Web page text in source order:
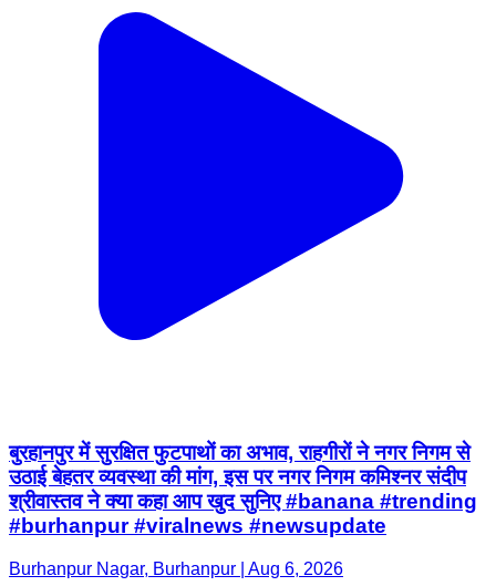
बुरहानपुर में सुरक्षित फुटपाथों का अभाव, राहगीरों ने नगर निगम से
उठाई बेहतर व्यवस्था की मांग, इस पर नगर निगम कमिश्नर संदीप
श्रीवास्तव ने क्या कहा आप खुद सुनिए #banana #trending
#burhanpur #viralnews #newsupdate
Burhanpur Nagar, Burhanpur | Aug 6, 2026